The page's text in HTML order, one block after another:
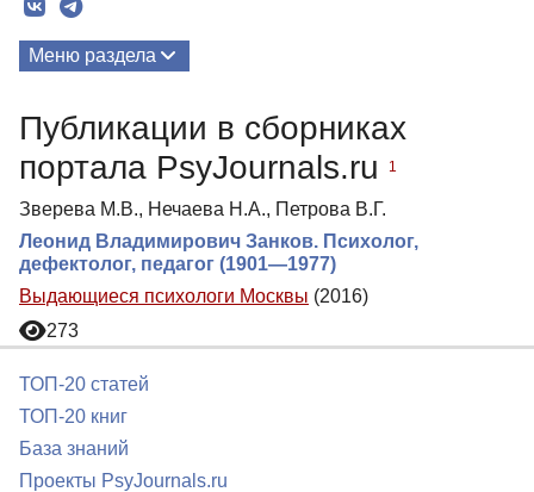
Меню раздела
Публикации в сборниках
портала PsyJournals.ru
1
Зверева М.В., Нечаева Н.А., Петрова В.Г.
Леонид Владимирович Занков. Психолог,
дефектолог, педагог (1901—1977)
Выдающиеся психологи Москвы (2016)
273
ТОП-20 статей
ТОП-20 книг
База знаний
Проекты PsyJournals.ru